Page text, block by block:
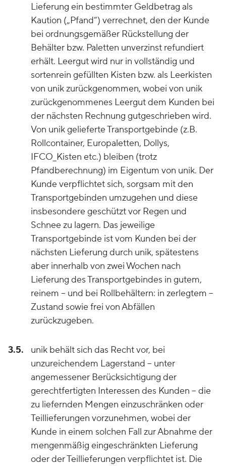
Lieferung ein bestimmter Geldbetrag als
Kaution („Pfand“) verrechnet, den der Kunde
bei ordnungsgemäßer Rückstellung der
Behälter bzw. Paletten unverzinst refundiert
erhält. Leergut wird nur in vollständig und
sortenrein gefüllten Kisten bzw. als Leerkisten
von unik zurückgenommen, wobei von unik
zurückgenommenes Leergut dem Kunden bei
der nächsten Rechnung gutgeschrieben wird.
Von unik gelieferte Transportgebinde (z.B.
Rollcontainer, Europaletten, Dollys,
IFCO_Kisten etc.) bleiben (trotz
Pfandberechnung) im Eigentum von unik. Der
Kunde verpflichtet sich, sorgsam mit den
Transportgebinden umzugehen und diese
insbesondere geschützt vor Regen und
Schnee zu lagern. Das jeweilige
Transportgebinde ist vom Kunden bei der
nächsten Lieferung durch unik, spätestens
aber innerhalb von zwei Wochen nach
Lieferung des Transportgebindes in gutem,
reinem – und bei Rollbehältern: in zerlegtem –
Zustand sowie frei von Abfällen
zurückzugeben.
3.5.
unik behält sich das Recht vor, bei
unzureichendem Lagerstand – unter
angemessener Berücksichtigung der
gerechtfertigten Interessen des Kunden – die
zu liefernden Mengen einzuschränken oder
Teillieferungen vorzunehmen, wobei der
Kunde in einem solchen Fall zur Abnahme der
mengenmäßig eingeschränkten Lieferung
oder der Teillieferungen verpflichtet ist. Die